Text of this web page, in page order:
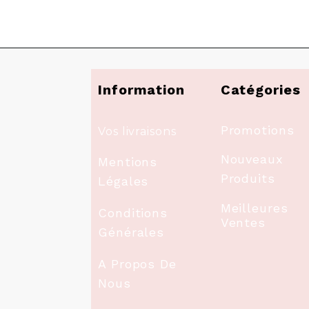
Information
Vos livraisons
Mentions
Légales
Conditions
Générales
A Propos De
Nous
Catégories
Promotions
Nouveaux
Produits
Meilleures
Ventes